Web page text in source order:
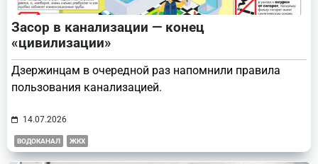
Засор в канализации — конец
«цивилизации»
Дзержинцам в очередной раз напомнили правила
пользования канализацией.
14.07.2026
ВОДОКАНАЛ ЖКХ